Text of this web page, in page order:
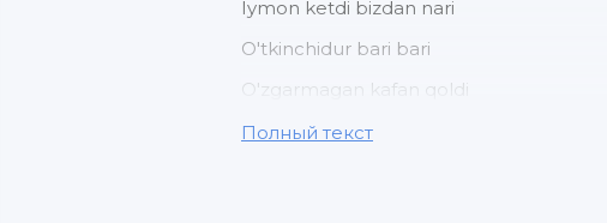
Iymon ketdi bizdan nari
O'tkinchidur bari bari
O'zgarmagan kafan qoldi
O'zgarmagan kafan qoldi
Полный текст